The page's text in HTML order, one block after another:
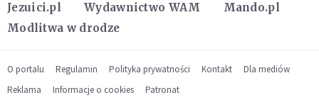
Jezuici.pl Wydawnictwo WAM
Mando.pl
Modlitwa w drodze
O portalu Regulamin Polityka prywatności Kontakt
Dla mediów
Reklama
Informacje o cookies Patronat